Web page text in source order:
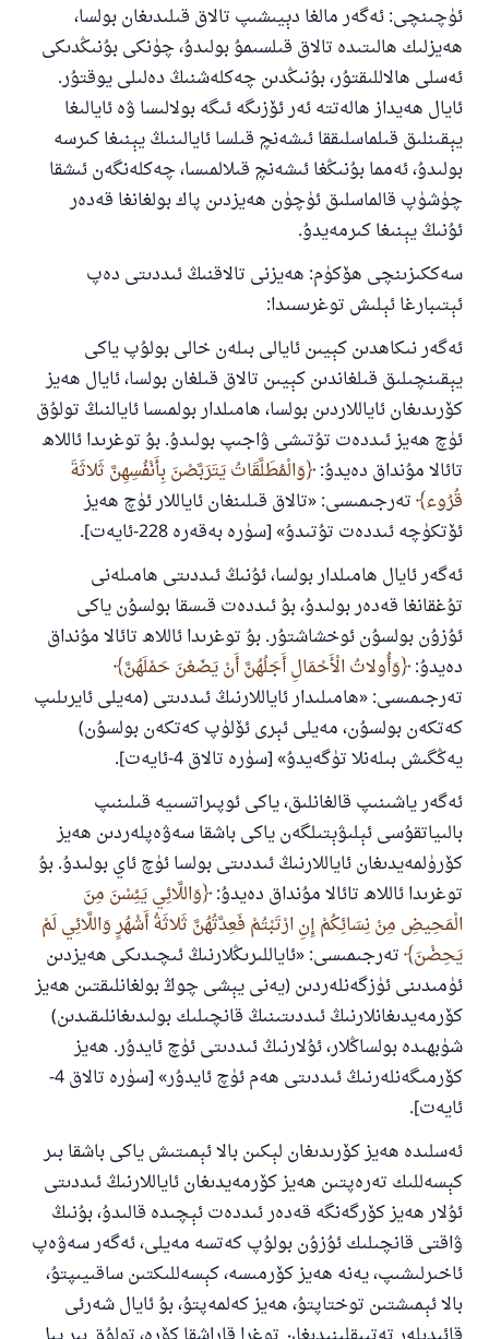
ئۈچىنچى: ئەگەر مالغا دېيىشىپ تالاق قىلىدىغان بولسا،
ھەيزلىك ھالىتىدە تالاق قىلسىمۇ بولىدۇ، چۈنكى بۇنىڭدىكى
ئەسلى ھالاللىقتۇر، بۇنىڭدىن چەكلەشنىڭ دەلىلى يوقتۇر.
ئايال ھەيداز ھالەتتە ئەر ئۆزىگە ئىگە بولالىسا ۋە ئايالىغا
يېقىنلىق قىلماسلىققا ئىشەنچ قىلسا ئايالىنىڭ يېنىغا كىرسە
بولىدۇ، ئەمما بۇنىڭغا ئىشەنچ قىلالمىسا، چەكلەنگەن ئىشقا
چۈشۈپ قالماسلىق ئۈچۈن ھەيزدىن پاك بولغانغا قەدەر
ئۇنىڭ يېنىغا كىرمەيدۇ.
سەككىزىنچى ھۆكۈم: ھەيزنى تالاقنىڭ ئىددىتى دەپ
ئېتىبارغا ئېلىش توغرىسىدا:
ئەگەر نىكاھدىن كېيىن ئايالى بىلەن خالى بولۇپ ياكى
يېقىنچىلىق قىلغاندىن كېيىن تالاق قىلغان بولسا، ئايال ھەيز
كۆرىدىغان ئاياللاردىن بولسا، ھامىلدار بولمىسا ئايالنىڭ تولۇق
ئۈچ ھەيز ئىددەت تۇتىشى ۋاجىپ بولىدۇ. بۇ توغرىدا ئاللاھ
تائالا مۇنداق دەيدۇ: ‎ وَالْمُطَلَّقَاتُ يَتَرَبَّصْنَ بِأَنْفُسِهِنَّ ثَلاثَةَ
قُرُوء تەرجىمىسى: «تالاق قىلىنغان ئاياللار ئۈچ ھەيز
ئۆتكۈچە ئىددەت تۇتىدۇ» [سۈرە بەقەرە 228-ئايەت].
ئەگەر ئايال ھامىلدار بولسا، ئۇنىڭ ئىددىتى ھامىلەنى
تۇغقانغا قەدەر بولىدۇ، بۇ ئىددەت قىسقا بولسۇن ياكى
ئۇزۇن بولسۇن ئوخشاشتۇر. بۇ توغرىدا ئاللاھ تائالا مۇنداق
دەيدۇ: ‎ وَأُولاتُ الْأَحْمَالِ أَجَلُهُنَّ أَنْ يَضَعْنَ حَمْلَهُنَّ
تەرجىمىسى: «ھامىلىدار ئاياللارنىڭ ئىددىتى (مەيلى ئايرىلىپ
كەتكەن بولسۇن، مەيلى ئېرى ئۆلۈپ كەتكەن بولسۇن)
يەڭگىش بىلەنلا تۈگەيدۇ» [سۈرە تالاق 4-ئايەت].
ئەگەر ياشىنىپ قالغانلىق، ياكى ئوپىراتسىيە قىلىنىپ
بالىياتقۇسى ئېلىۋېتىلگەن ياكى باشقا سەۋەپلەردىن ھەيز
كۆرۈلمەيدىغان ئاياللارنىڭ ئىددىتى بولسا ئۈچ ئاي بولىدۇ. بۇ
توغرىدا ئاللاھ تائالا مۇنداق دەيدۇ: ‎ وَاللَّائِي يَئِسْنَ مِنَ
الْمَحِيضِ مِنْ نِسَائِكُمْ إِنِ ارْتَبْتُمْ فَعِدَّتُهُنَّ ثَلاثَةُ أَشْهُرٍ وَاللَّائِي لَمْ
يَحِضْنَ تەرجىمىسى: «ئاياللىرىڭلارنىڭ ئىچىدىكى ھەيزدىن
ئۈمىدىنى ئۈزگەنلەردىن (يەنى يېشى چوڭ بولغانلىقتىن ھەيز
كۆرمەيدىغانلارنىڭ ئىددىتىنىڭ قانچىلىك بولىدىغانلىقىدىن)
شۈبھىدە بولساڭلار، ئۇلارنىڭ ئىددىتى ئۈچ ئايدۇر. ھەيز
كۆرمىگەنلەرنىڭ ئىددىتى ھەم ئۈچ ئايدۇر» [سۈرە تالاق 4-
ئايەت].
ئەسلىدە ھەيز كۆرىدىغان لېكىن بالا ئېمىتىش ياكى باشقا بىر
كېسەللىك تەرەپتىن ھەيز كۆرمەيدىغان ئاياللارنىڭ ئىددىتى
ئۇلار ھەيز كۆرگەنگە قەدەر ئىددەت ئېچىدە قالىدۇ، بۇنىڭ
ۋاقتى قانچىلىك ئۇزۇن بولۇپ كەتسە مەيلى، ئەگەر سەۋەپ
ئاخىرلىشىپ، يەنە ھەيز كۆرمىسە، كېسەللىكتىن ساقىيىپتۇ،
بالا ئېمىشتىن توختاپتۇ، ھەيز كەلمەپتۇ، بۇ ئايال شەرئى